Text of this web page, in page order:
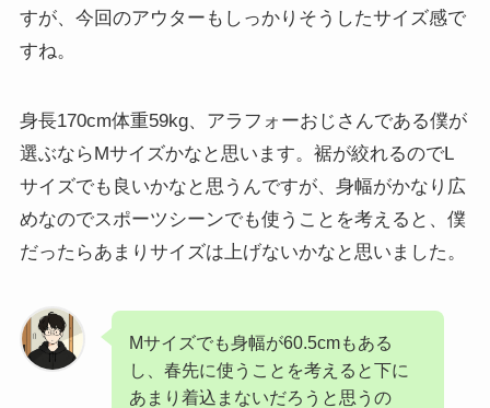
すが、今回のアウターもしっかりそうしたサイズ感で
すね。
身長170cm体重59kg、アラフォーおじさんである僕が
選ぶならMサイズかなと思います。裾が絞れるのでL
サイズでも良いかなと思うんですが、身幅がかなり広
めなのでスポーツシーンでも使うことを考えると、僕
だったらあまりサイズは上げないかなと思いました。
Mサイズでも身幅が60.5cmもある
し、春先に使うことを考えると下に
あまり着込まないだろうと思うの